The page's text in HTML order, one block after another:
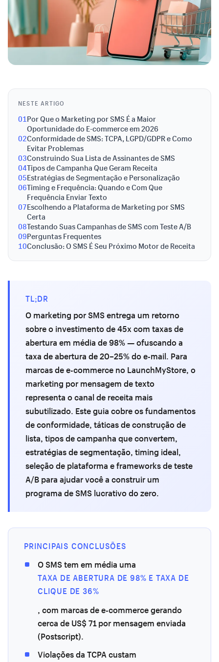
NESTE ARTIGO
01Por Que o Marketing por SMS É a Maior
Oportunidade do E-commerce em 2026
02Conformidade de SMS: TCPA, LGPD/GDPR e Como
Evitar Problemas
03Construindo Sua Lista de Assinantes de SMS
04Tipos de Campanha Que Geram Receita
05Estratégias de Segmentação e Personalização
06Timing e Frequência: Quando e Com Que
Frequência Enviar Texto
07Escolhendo a Plataforma de Marketing por SMS
Certa
08Testando Suas Campanhas de SMS com Teste A/B
09Perguntas Frequentes
10Conclusão: O SMS É Seu Próximo Motor de Receita
TL;DR
O marketing por SMS entrega um retorno
sobre o investimento de 45x com taxas de
abertura em média de 98% — ofuscando a
taxa de abertura de 20–25% do e-mail. Para
marcas de e-commerce no LaunchMyStore, o
marketing por mensagem de texto
representa o canal de receita mais
subutilizado. Este guia cobre os fundamentos
de conformidade, táticas de construção de
lista, tipos de campanha que convertem,
estratégias de segmentação, timing ideal,
seleção de plataforma e frameworks de teste
A/B para ajudar você a construir um
programa de SMS lucrativo do zero.
PRINCIPAIS CONCLUSÕES
O SMS tem em média uma
TAXA DE ABERTURA DE 98% E TAXA DE
CLIQUE DE 36%
, com marcas de e-commerce gerando
cerca de US$ 71 por mensagem enviada
(Postscript).
Violações da TCPA custam